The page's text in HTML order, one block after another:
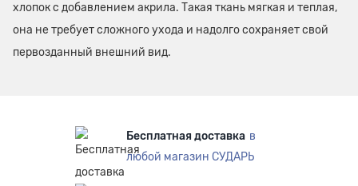
хлопок с добавлением акрила. Такая ткань мягкая и теплая,
она не требует сложного ухода и надолго сохраняет свой
первозданный внешний вид.
Бесплатная доставка в
любой магазин СУДАРЬ